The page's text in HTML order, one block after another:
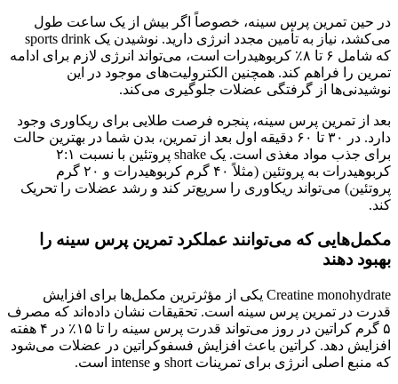
در حین تمرین پرس سینه، خصوصاً اگر بیش از یک ساعت طول
می‌کشد، نیاز به تأمین مجدد انرژی دارید. نوشیدن یک sports drink
که شامل ۶ تا ۸٪ کربوهیدرات است، می‌تواند انرژی لازم برای ادامه
تمرین را فراهم کند. همچنین الکترولیت‌های موجود در این
نوشیدنی‌ها از گرفتگی عضلات جلوگیری می‌کند.
بعد از تمرین پرس سینه، پنجره فرصت طلایی برای ریکاوری وجود
دارد. در ۳۰ تا ۶۰ دقیقه اول بعد از تمرین، بدن شما در بهترین حالت
برای جذب مواد مغذی است. یک shake پروتئین با نسبت ۲:۱
کربوهیدرات به پروتئین (مثلاً ۴۰ گرم کربوهیدرات و ۲۰ گرم
پروتئین) می‌تواند ریکاوری را سریع‌تر کند و رشد عضلات را تحریک
کند.
مکمل‌هایی که می‌توانند عملکرد تمرین پرس سینه را
بهبود دهند
Creatine monohydrate یکی از مؤثرترین مکمل‌ها برای افزایش
قدرت در تمرین پرس سینه است. تحقیقات نشان داده‌اند که مصرف
۵ گرم کراتین در روز می‌تواند قدرت پرس سینه را تا ۱۵٪ در ۴ هفته
افزایش دهد. کراتین باعث افزایش فسفوکراتین در عضلات می‌شود
که منبع اصلی انرژی برای تمرینات short و intense است.